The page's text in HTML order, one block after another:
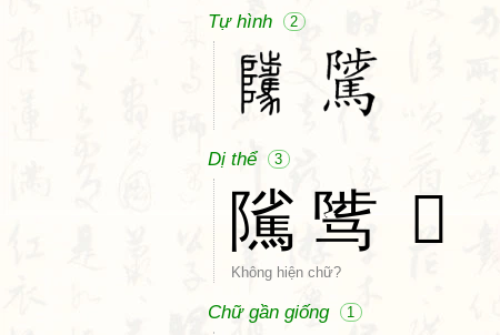
Tự hình
2
Dị thể 3
隲 骘 𨽥
Không hiện chữ?
Chữ gần giống 1